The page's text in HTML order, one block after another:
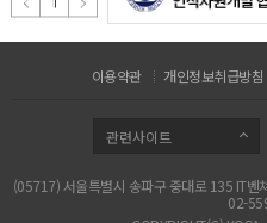
이용약관 개인정보취급방침
관련사이트
(05717) 서울특별시 송파구 중대로 135 IT
02-